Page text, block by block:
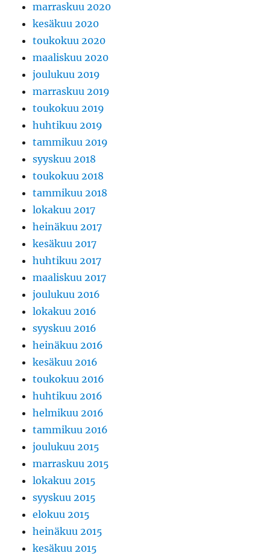
marraskuu 2020
kesäkuu 2020
toukokuu 2020
maaliskuu 2020
joulukuu 2019
marraskuu 2019
toukokuu 2019
huhtikuu 2019
tammikuu 2019
syyskuu 2018
toukokuu 2018
tammikuu 2018
lokakuu 2017
heinäkuu 2017
kesäkuu 2017
huhtikuu 2017
maaliskuu 2017
joulukuu 2016
lokakuu 2016
syyskuu 2016
heinäkuu 2016
kesäkuu 2016
toukokuu 2016
huhtikuu 2016
helmikuu 2016
tammikuu 2016
joulukuu 2015
marraskuu 2015
lokakuu 2015
syyskuu 2015
elokuu 2015
heinäkuu 2015
kesäkuu 2015